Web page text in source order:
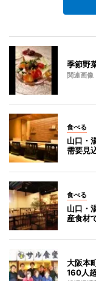
季節野
関連画像
食べる
山口・
需要見
食べる
山口・
産食材
大阪本
160人